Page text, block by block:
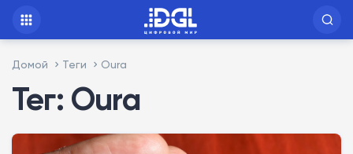
Домой Теги Oura
Тег: Oura